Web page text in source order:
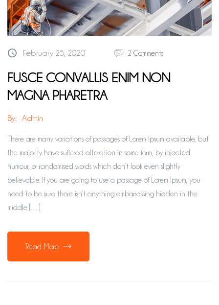
February 25, 2020 2 Comments
FUSCE CONVALLIS ENIM NON
MAGNA PHARETRA
By: Admin
There are many variations of passages of Lorem Ipsum available, but
the majority have suffered alteration in some form, by injected
humour, or randomised words which don’t look even slightly
believable. If you are going to use a passage of Lorem Ipsum, you
need to be sure there isn’t anything embarrassing hidden in the
middle […]
Read More